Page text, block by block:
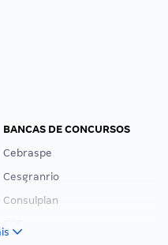
BANCAS DE CONCURSOS
Cebraspe
Cesgranrio
Consulplan